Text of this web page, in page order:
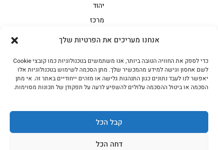
אנחנו מעריכים את הפרטיות שלך
כדי לספק את החוויה הטובה ביותר, אנו משתמשים בטכנולוגיות כמו קובצי Cookie
לשם אחסון וגישה למידע מהמכשיר שלך. מתן הסכמה לשימוש בטכנולוגיות אלו
יאפשר לנו לעבד נתונים כגון התנהגות גלישה או מזהים ייחודיים באתר זה. אי מתן
הסכמה או ביטול ההסכמה עלולים להשפיע לרעה על תפקודן של תכונות מסוימות.
קבל הכל
דחה הכל
אווז
בשר בקר משובח
בשר בקר עגלה משובח
בשר למעשנת
הודו
חלקים אחוריים
מיוחדי מסורת1
נתחי פנים
עוף
יהוד
מרכז